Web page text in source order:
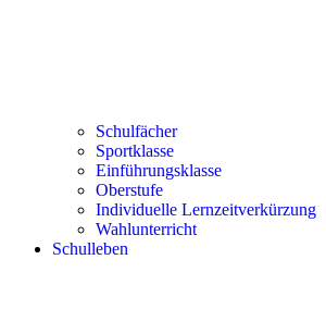
Schulfächer
Sportklasse
Einführungsklasse
Oberstufe
Individuelle Lernzeitverkürzung
Wahlunterricht
Schulleben